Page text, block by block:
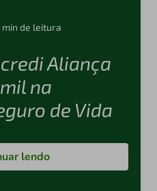
min de leitura
Aliança
na
de Vida
lendo